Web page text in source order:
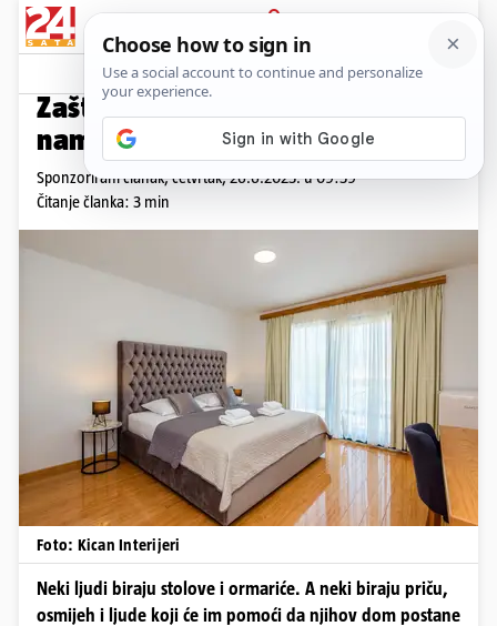
PRIJAVA
Promo sadržaj
Zašto sve više ljudi bira
namještaj s potpisom
Sponzorirani članak,četvrtak, 26.6.2025. u 09:59
Čitanje članka: 3 min
Foto: Kican Interijeri
Neki ljudi biraju stolove i ormariće. A neki biraju priču,
osmijeh i ljude koji će im pomoći da njihov dom postane